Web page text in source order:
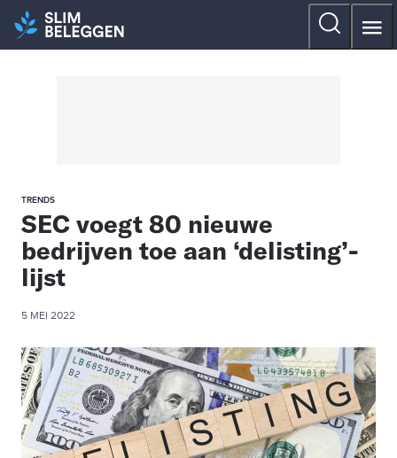
TRENDS
SEC voegt 80 nieuwe
bedrijven toe aan ‘delisting’-
lijst
5 MEI 2022